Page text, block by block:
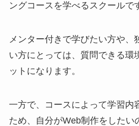
ングコースを学べるスクールで
メンター付きで学びたい方や、
い方にとっては、質問できる環
ットになります。
一方で、コースによって学習内
ため、自分がWeb制作をしたい